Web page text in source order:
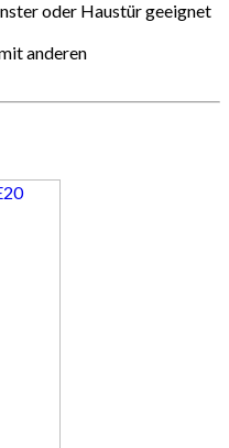
oder Haustür geeignet
anderen